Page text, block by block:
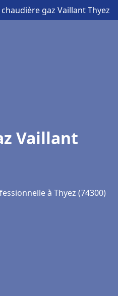
chaudière gaz Vaillant Thyez
Vaillant
à Thyez (74300)